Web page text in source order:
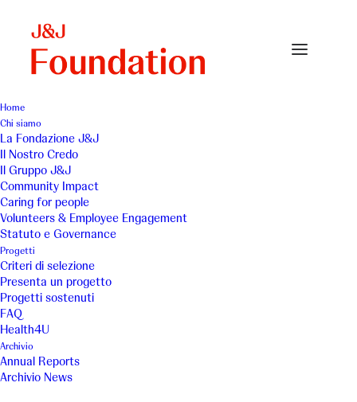
Home
Chi siamo
La Fondazione J&J
Il Nostro Credo
Il Gruppo J&J
Community Impact
Caring for people
Volunteers & Employee Engagement
Statuto e Governance
Progetti
Criteri di selezione
Presenta un progetto
Progetti sostenuti
FAQ
Health4U
Archivio
Annual Reports
Archivio News
Home